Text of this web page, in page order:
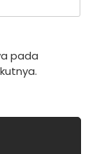
pada